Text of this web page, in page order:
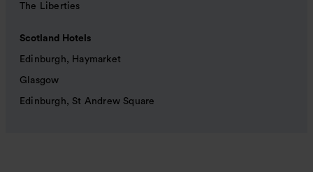
The Liberties
Scotland Hotels
Edinburgh, Haymarket
Glasgow
Edinburgh, St Andrew Square